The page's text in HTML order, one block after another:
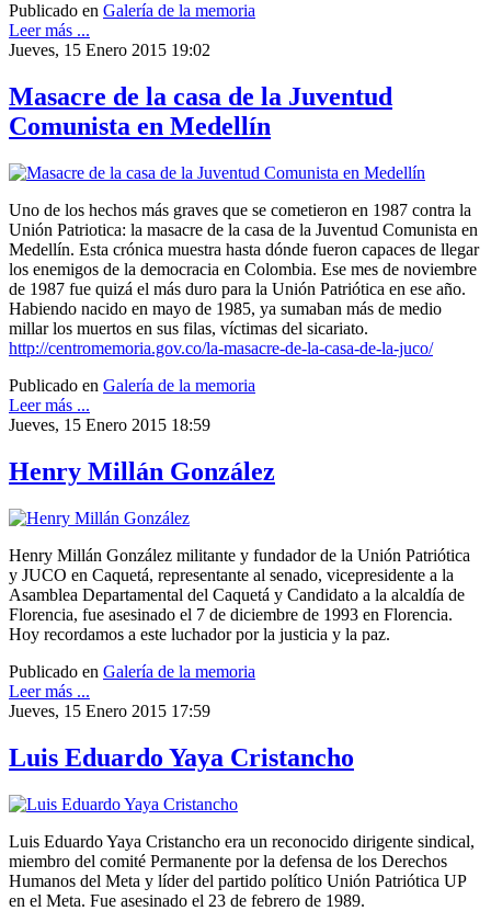
Publicado en Galería de la memoria
Leer más ...
Jueves, 15 Enero 2015 19:02
Masacre de la casa de la Juventud
Comunista en Medellín
Uno de los hechos más graves que se cometieron en 1987 contra la
Unión Patriotica: la masacre de la casa de la Juventud Comunista en
Medellín. Esta crónica muestra hasta dónde fueron capaces de llegar
los enemigos de la democracia en Colombia. Ese mes de noviembre
de 1987 fue quizá el más duro para la Unión Patriótica en ese año.
Habiendo nacido en mayo de 1985, ya sumaban más de medio
millar los muertos en sus filas, víctimas del sicariato.
http://centromemoria.gov.co/la-masacre-de-la-casa-de-la-juco/
Publicado en Galería de la memoria
Leer más ...
Jueves, 15 Enero 2015 18:59
Henry Millán González
Henry Millán González militante y fundador de la Unión Patriótica
y JUCO en Caquetá, representante al senado, vicepresidente a la
Asamblea Departamental del Caquetá y Candidato a la alcaldía de
Florencia, fue asesinado el 7 de diciembre de 1993 en Florencia.
Hoy recordamos a este luchador por la justicia y la paz.
Publicado en Galería de la memoria
Leer más ...
Jueves, 15 Enero 2015 17:59
Luis Eduardo Yaya Cristancho
Luis Eduardo Yaya Cristancho era un reconocido dirigente sindical,
miembro del comité Permanente por la defensa de los Derechos
Humanos del Meta y líder del partido político Unión Patriótica UP
en el Meta. Fue asesinado el 23 de febrero de 1989.